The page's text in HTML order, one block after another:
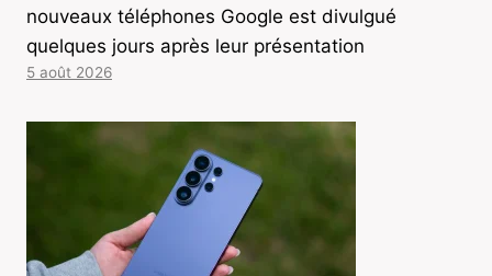
nouveaux téléphones Google est divulgué
quelques jours après leur présentation
5 août 2026